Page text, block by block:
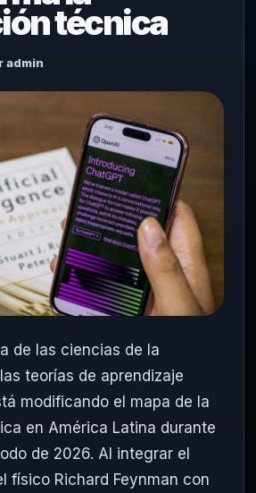
técnica
admin
de las ciencias de la
teorías de aprendizaje
modificando el mapa de la
en América Latina durante
de 2026. Al integrar el
físico Richard Feynman con